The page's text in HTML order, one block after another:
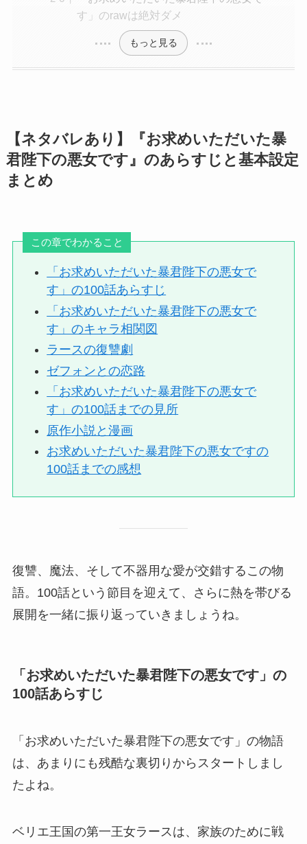
す」のrawは絶対ダメ
もっと見る
【ネタバレあり】『お求めいただいた暴
君陛下の悪女です』のあらすじと基本設定
まとめ
この章でわかること
「お求めいただいた暴君陛下の悪女で
す」の100話あらすじ
「お求めいただいた暴君陛下の悪女で
す」のキャラ相関図
ラースの復讐劇
ゼフォンとの恋路
「お求めいただいた暴君陛下の悪女で
す」の100話までの見所
原作小説と漫画
お求めいただいた暴君陛下の悪女ですの
100話までの感想
復讐、魔法、そして不器用な愛が交錯するこの物
語。100話という節目を迎えて、さらに熱を帯びる
展開を一緒に振り返っていきましょうね。
「お求めいただいた暴君陛下の悪女です」の
100話あらすじ
「お求めいただいた暴君陛下の悪女です」の物語
は、あまりにも残酷な裏切りからスタートしまし
たよね。
ベリエ王国の第一王女ラースは、家族のために戦